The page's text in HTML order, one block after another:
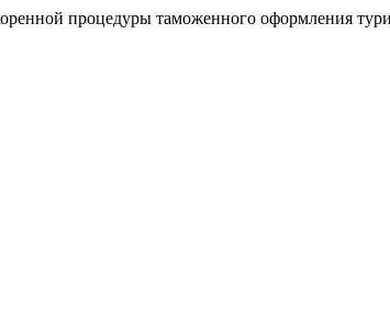
процедуры таможенного оформления